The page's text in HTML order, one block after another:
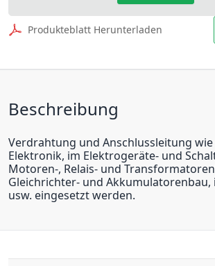
Produkteblatt Herunterladen
Beschreibung
Verdrahtung und Anschlussleitung
Elektronik, im Elektrogeräte- und
Motoren-, Relais- und
Gleichrichter- und Akkumulatorenbau,
usw. eingesetzt werden.